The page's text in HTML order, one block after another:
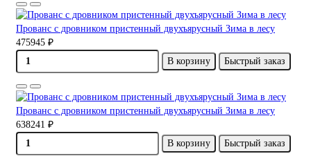
Прованс с дровником пристенный двухъярусный Зима в лесу
475945 ₽
В корзину
Быстрый заказ
Прованс с дровником пристенный двухъярусный Зима в лесу
638241 ₽
В корзину
Быстрый заказ